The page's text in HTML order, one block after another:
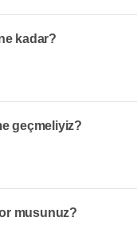
kadar?
geçmeliyiz?
musunuz?